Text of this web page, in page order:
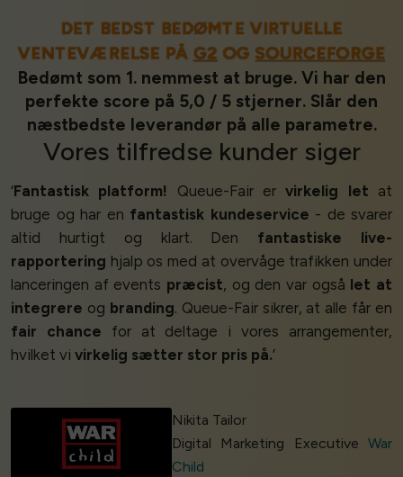
DET BEDST BEDØMTE VIRTUELLE
VENTEVÆRELSE PÅ G2 OG SOURCEFORGE
Bedømt som 1. nemmest at bruge. Vi har den
perfekte score på 5,0 / 5 stjerner. Slår den
næstbedste leverandør på alle parametre.
Vores tilfredse kunder siger
‘Fantastisk platform! Queue-Fair ervirkelig let at
bruge og har en fantastisk kundeservice - de svarer
altid hurtigt og klart. Den fantastiske live-
rapportering hjalp os med at overvåge trafikken under
lanceringen af events præcist, og den var også let at
integrere og branding. Queue-Fair sikrer, at alle får en
fair chance for at deltage i vores arrangementer,
hvilket vi virkelig sætter stor pris på.’
Nikita Tailor
Digital Marketing Executive War
Child